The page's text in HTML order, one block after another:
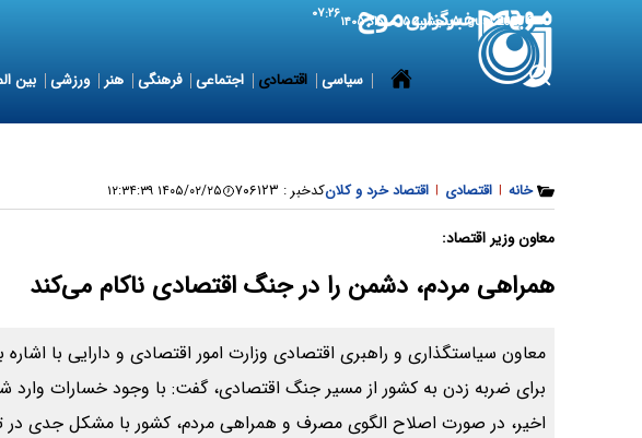
6 August 2026 پنجشنبه ۱۵ مرداد ۱۴۰۵ ۰۷:۲۶
سیاسی اقتصادی اجتماعی فرهنگی هنر ورزشی بین
خانه | اقتصادی | اقتصاد خرد و کلانکدخبر : ۷۰۶۱۲۳ ۱۴۰۵/۰۲/۲۵ ۱۲:۳۴:۳۹
معاون وزیر اقتصاد:
همراهی مردم، دشمن را در جنگ اقتصادی ناکام می‌کند
​معاون سیاستگذاری و راهبری اقتصادی وزارت امور اقتصادی و دارایی با
برای ضربه زدن به کشور از مسیر جنگ اقتصادی، گفت: با وجود خسارات
اخیر، در صورت اصلاح الگوی مصرف و همراهی مردم، کشور با مشکل جدی در